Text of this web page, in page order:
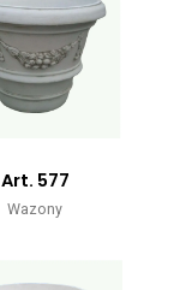
Art. 577
Wazony